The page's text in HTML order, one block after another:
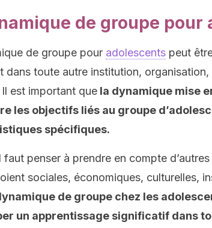
de groupe pour
de groupe pour adolescents peut
dans toute autre institution,
Il est important que la dynamique mise
les objectifs liés au groupe
spécifiques.
faut penser à prendre en compte
sociales, économiques, culturelles,
de groupe chez les
un apprentissage significatif dans